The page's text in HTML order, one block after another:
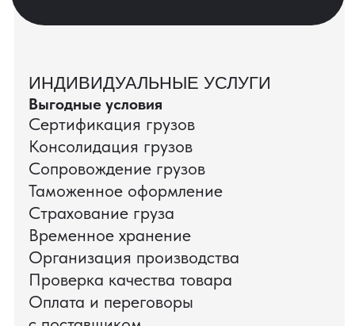
КЕЙС ПАО «РОСТЕЛЕКОМ»
ПАО «Ростелеком» доверяет нам полный
цикл международных поставок — от
поиска и проверки поставщиков до
доставки оборудования.
Мы обеспечили полный цикл работ:
проверку продукции, логистику,
таможенное оформление и контроль
сроков. В результате все товары были
доставлены точно в срок и без
дополнительных рисков.
PRO TORG — проверенный партнёр по
международной логистике для ведущих
федеральных компаний.